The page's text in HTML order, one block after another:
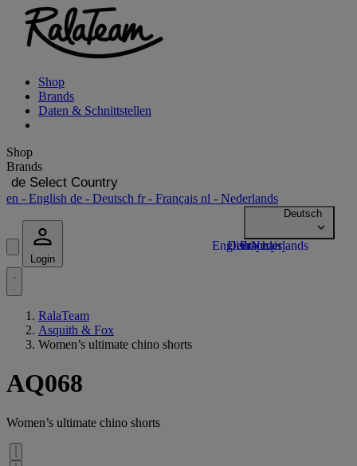
Shop
Brands
Daten & Schnittstellen
Shop
Brands
de Select Country
en - English de - Deutsch fr- Français nl - Nederlands
Login
RalaTeam
Asquith & Fox
Women’s ultimate chino shorts
AQ068
Women’s ultimate chino shorts